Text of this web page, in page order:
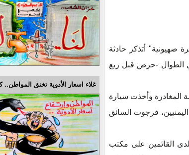
غلاء اسعار الأدوية تخنق المواطن..
صهيونية" أتذكر حادثة
الطوال -حرض قبل ربع
المغادرة وأخذت سيارة
فرجوت السائق
القائمين على مكتب